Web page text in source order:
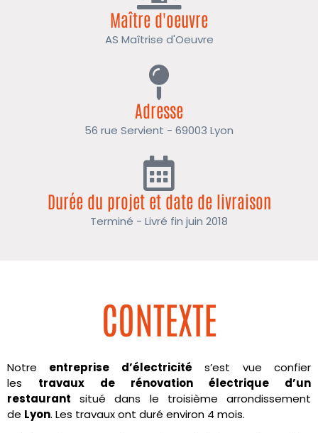
Maître d'oeuvre
AS Maîtrise d'Oeuvre
Adresse
56 rue Servient - 69003 Lyon
Durée du projet et date de livraison
Terminé - Livré fin juin 2018
CONTEXTE
Notre entreprise d’électricité s’est vue confier
les travaux de rénovation électrique d’un
restaurant situé dans le troisième arrondissement
de Lyon. Les travaux ont duré environ 4 mois.